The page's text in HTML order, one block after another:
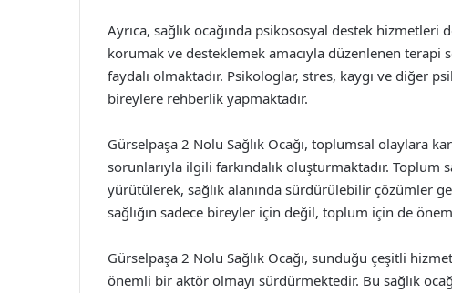
Ayrıca, sağlık ocağında psikososyal destek hizmetleri
korumak ve desteklemek amacıyla düzenlenen terapi
faydalı olmaktadır. Psikologlar, stres, kaygı ve diğer
bireylere rehberlik yapmaktadır.
Gürselpaşa 2 Nolu Sağlık Ocağı, toplumsal olaylara
sorunlarıyla ilgili farkındalık oluşturmaktadır.
yürütülerek, sağlık alanında sürdürülebilir çözümler
sağlığın sadece bireyler için değil, toplum için de
Gürselpaşa 2 Nolu Sağlık Ocağı, sunduğu çeşitli
önemli bir aktör olmayı sürdürmektedir. Bu sağlık